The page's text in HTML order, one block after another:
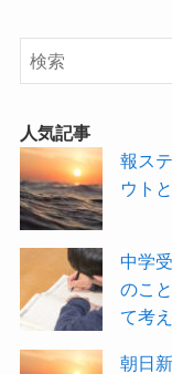
人気記事
報ス
ウト
中学
のこ
て考
朝日